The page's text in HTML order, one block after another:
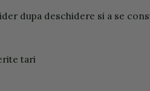
dupa deschidere si a se
tari